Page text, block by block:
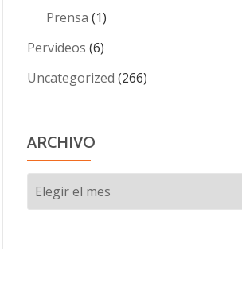
Prensa (1)
Pervideos (6)
Uncategorized (266)
ARCHIVO
Archivo